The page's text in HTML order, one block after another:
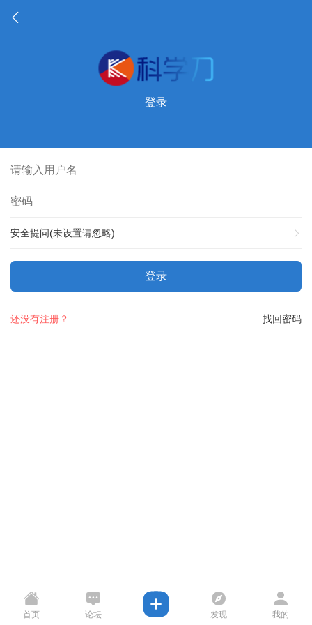
登录
安全提问(未设置请忽略)
登录
找回密码
还没有注册？
首页 论坛 发现 我的